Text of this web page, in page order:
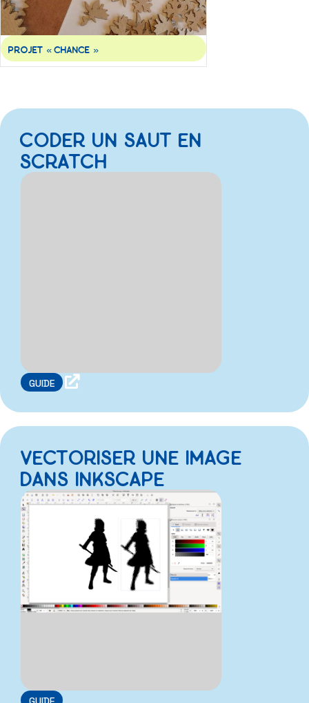
PROJET « CHANCE »
CODER UN SAUT EN
SCRATCH
GUIDE 
VECTORISER UNE IMAGE
DANS INKSCAPE